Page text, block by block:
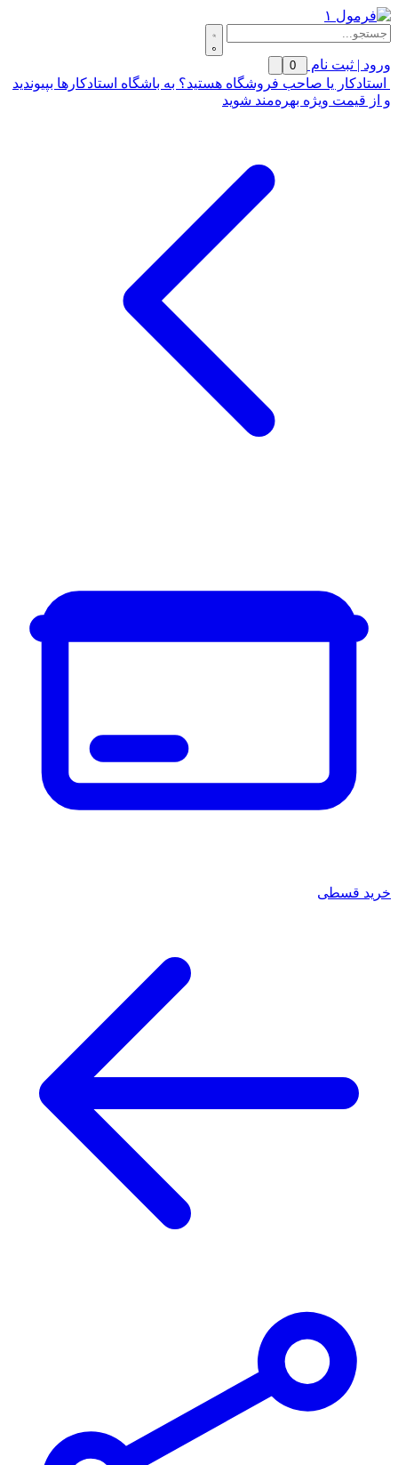
ورود | ثبت نام 0
استادکار یا صاحب فروشگاه هستید؟ به باشگاه استادکارها بپیوندید
و از قیمت ویژه بهره‌مند شوید
خرید قسطی